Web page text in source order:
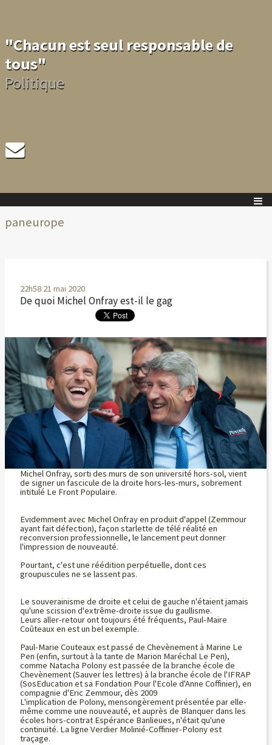
"Chacun est seul responsable de
tous"
Politique
paneurope
22h58 21 mai 2020
De quoi Michel Onfray est-il le gag
Michel Onfray, sorti des murs de son université hors-sol, vient
de signer un fascicule de la droite hors-les-murs, sobrement
intitulé Le Front Populaire.
Evidemment avec Michel Onfray en produit d'appel (Zemmour
ayant fait défection), façon starlette de télé réalité en
reconversion professionnelle, le lancement peut donner
l'impression de nouveauté.
Pourtant, c'est une réédition perpétuelle, dont ces
groupuscules ne se lassent pas.
Le souverainisme de droite et celui de gauche n'étaient jamais
qu'une scission d'extrême-droite issue du gaullisme.
Leurs aller-retour ont toujours été fréquents, Paul-Maire
Coûteaux en est un bel exemple.
Paul-Marie Couteaux est passé de Chevènement à Marine Le
Pen (enfin, surtout à la tante de Marion Maréchal Le Pen),
comme Natacha Polony est passée de la branche école de
Chevènement (Sauver les lettres) à la branche école de l'IFRAP
(SosEducation et sa Fondation Pour l'Ecole d'Anne Coffinier), en
compagnie d'Eric Zemmour, dès 2009
L'implication de Polony, mensongèrement présentée par elle-
même comme une nouveauté, et auprès de Blanquer dans les
écoles hors-contrat Espérance Banlieues, n'était qu'une
continuité. La ligne Verdier Molinié-Coffinier-Polony est
traçage.